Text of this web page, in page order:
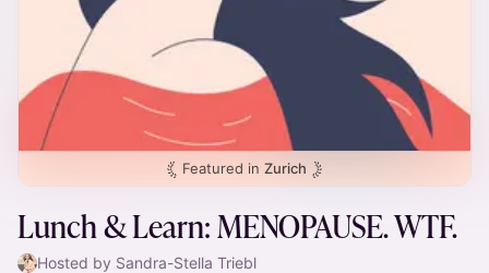
Featured in Zurich
Lunch & Learn: MENOPAUSE. WTF.
Hosted by Sandra-Stella Triebl